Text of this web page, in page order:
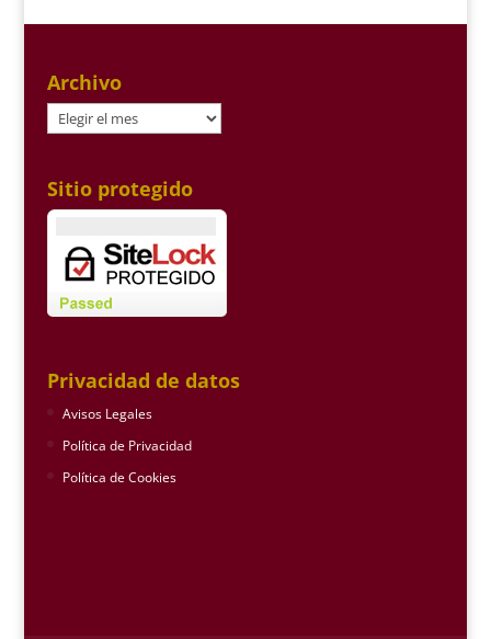
Archivo
Archivo
Sitio protegido
Privacidad de datos
Avisos Legales
Política de Privacidad
Política de Cookies